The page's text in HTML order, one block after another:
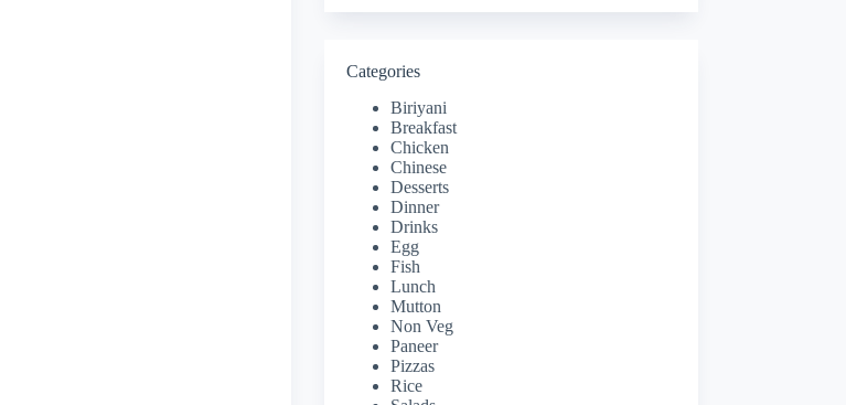
Categories
Biriyani
Breakfast
Chicken
Chinese
Desserts
Dinner
Drinks
Egg
Fish
Lunch
Mutton
Non Veg
Paneer
Pizzas
Rice